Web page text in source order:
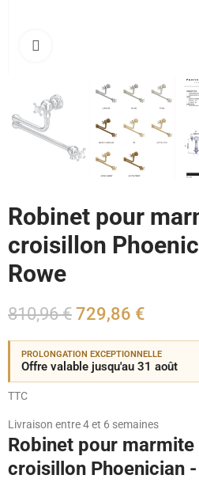
Robinet pour
croisillon
Rowe
810,96 € 729,86 €
PROLONGATION EXCEPTIONNELLE
Offre valable jusqu'au 31 août
TTC
Livraison entre 4 et 6 semaines
Robinet pour
croisillon Phoenician